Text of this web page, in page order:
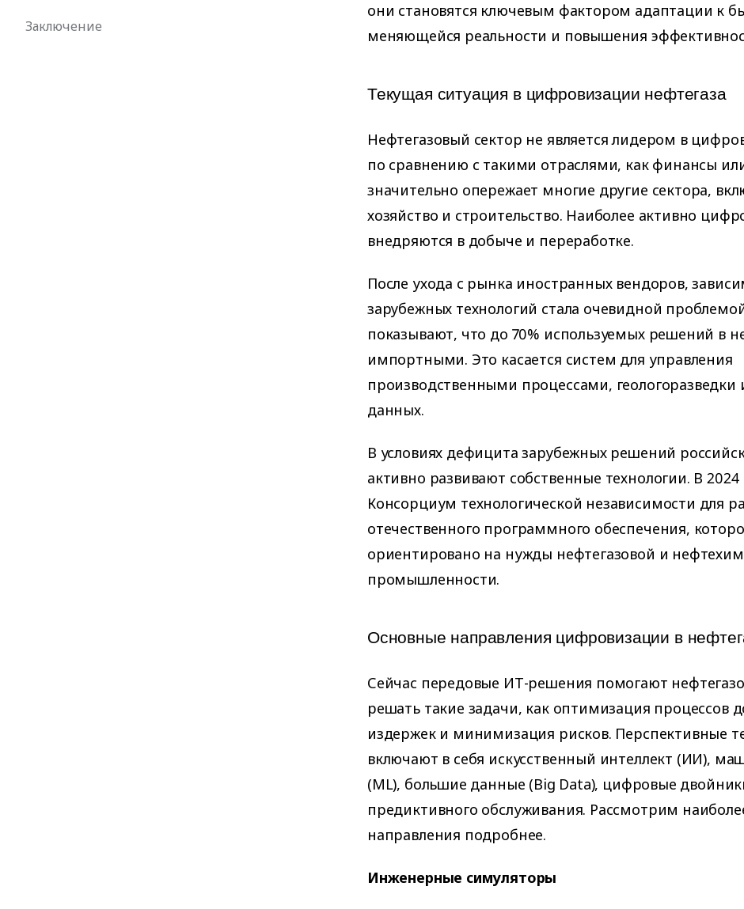
Заключение
они становятся ключевым фактором адаптации к
меняющейся реальности и повышения
Текущая ситуация в цифровизации нефтегаза
Нефтегазовый сектор не является лидером в
по сравнению с такими отраслями, как финансы
значительно опережает многие другие сектора,
хозяйство и строительство. Наиболее активно
внедряются в добыче и переработке.
После ухода с рынка иностранных вендоров,
зарубежных технологий стала очевидной
показывают, что до 70% используемых решений в
импортными. Это касается систем для управления
производственными процессами, геологоразведки
данных.
В условиях дефицита зарубежных решений
активно развивают собственные технологии. В 2024
Консорциум технологической независимости для
отечественного программного обеспечения,
ориентировано на нужды нефтегазовой и
промышленности.
Основные направления цифровизации в
Сейчас передовые ИТ-решения помогают
решать такие задачи, как оптимизация процессов
издержек и минимизация рисков. Перспективные
включают в себя искусственный интеллект (ИИ),
(ML), большие данные (Big Data), цифровые
предиктивного обслуживания. Рассмотрим
направления подробнее.
Инженерные симуляторы